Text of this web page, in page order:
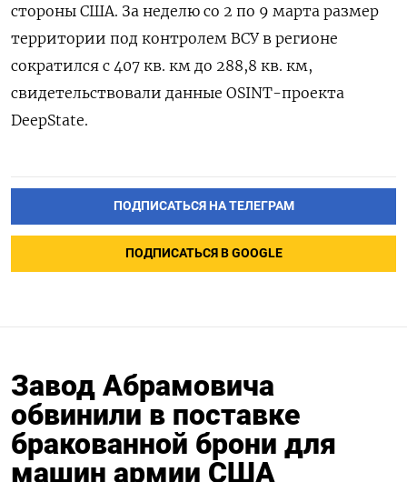
стороны США. За неделю со 2 по 9 марта размер
территории под контролем ВСУ в регионе
сократился с 407 кв. км до 288,8 кв. км,
свидетельствовали данные OSINT-проекта
DeepState.
ПОДПИСАТЬСЯ НА ТЕЛЕГРАМ
ПОДПИСАТЬСЯ В GOOGLE
Завод Абрамовича
обвинили в поставке
бракованной брони для
машин армии США